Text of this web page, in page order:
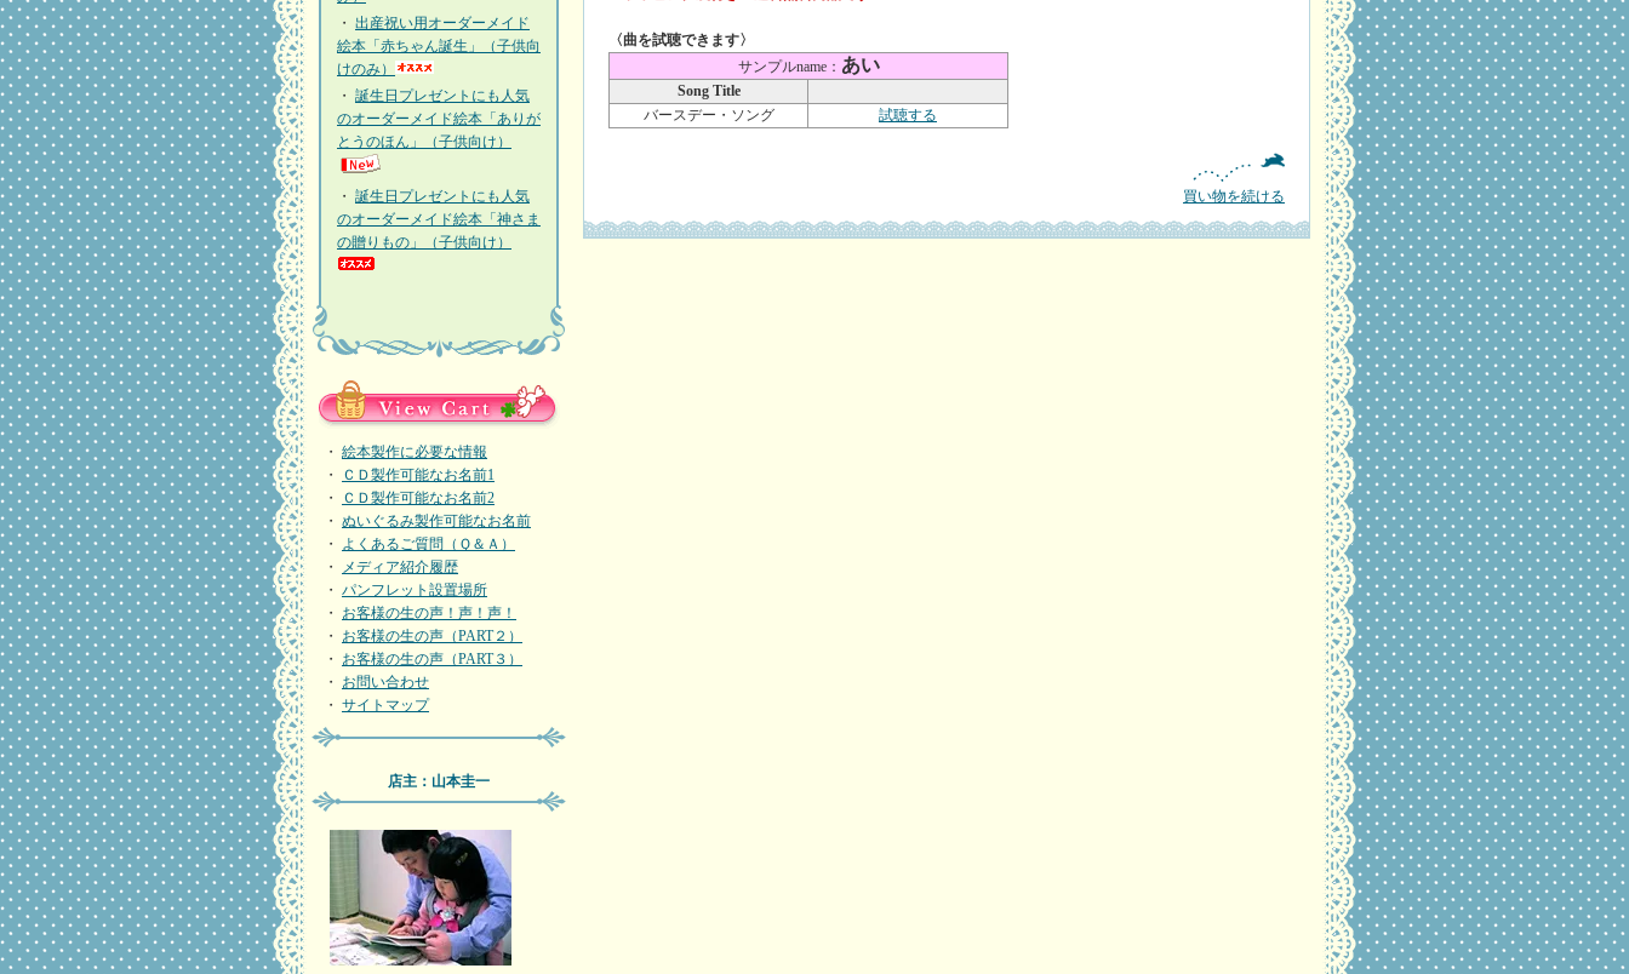
・ 出産祝い用オーダーメイド
絵本「赤ちゃん誕生」（子供向
けのみ）
・ 誕生日プレゼントにも人気
のオーダーメイド絵本「ありが
とうのほん」（子供向け）
・ 誕生日プレゼントにも人気
のオーダーメイド絵本「神さま
の贈りもの」（子供向け）
・ 絵本製作に必要な情報
・
ＣＤ製作可能なお名前1
・
ＣＤ製作可能なお名前2
・ ぬいぐるみ製作可能なお名前
・ よくあるご質問（Ｑ＆Ａ）
・
メディア紹介履歴
・ パンフレット設置場所
・ お客様の生の声！声！声！
・ お客様の生の声（PART２）
・ お客様の生の声（PART３）
・ お問い合わせ
・ サイトマップ
店主：山本圭一
〈曲を試聴できます〉
サンプルname： あい
Song Title
バースデー・ソング
試聴する
買い物を続ける